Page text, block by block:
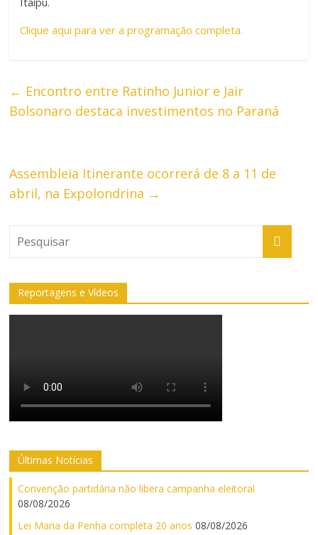
Clique aqui para ver a programação completa.
← Encontro entre Ratinho Junior e Jair
Bolsonaro destaca investimentos no Paraná
Assembleia Itinerante ocorrerá de 8 a 11 de
abril, na Expolondrina →
Reportagens e Vídeos
Últimas Notícias
Convenção partidária não libera campanha eleitoral
08/08/2026
Lei Maria da Penha completa 20 anos 08/08/2026